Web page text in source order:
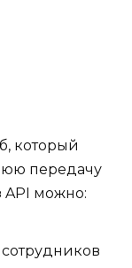
который
передачу
можно: